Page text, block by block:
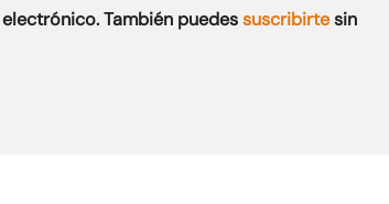
También puedessuscribirtesin